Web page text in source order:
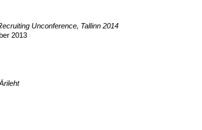
Unconference, Tallinn 2014
2013